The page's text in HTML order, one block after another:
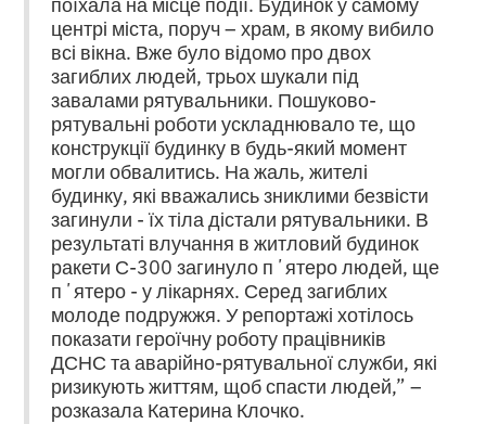
центрі міста, поруч – храм, в якому вибило
всі вікна. Вже було відомо про двох
загиблих людей, трьох шукали під
завалами рятувальники. Пошуково-
рятувальні роботи ускладнювало те, що
конструкції будинку в будь-який момент
могли обвалитись. На жаль, жителі
будинку, які вважались зниклими безвісти
загинули - їх тіла дістали рятувальники. В
результаті влучання в житловий будинок
ракети С-300 загинуло пʼятеро людей, ще
пʼятеро - у лікарнях. Серед загиблих
молоде подружжя. У репортажі хотілось
показати героїчну роботу працівників
ДСНС та аварійно-рятувальної служби, які
ризикують життям, щоб спасти людей,” –
розказала Катерина Клочко.